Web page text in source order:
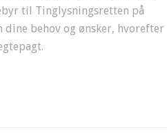
til Tinglysningsretten på
behov og ønsker, hvorefter